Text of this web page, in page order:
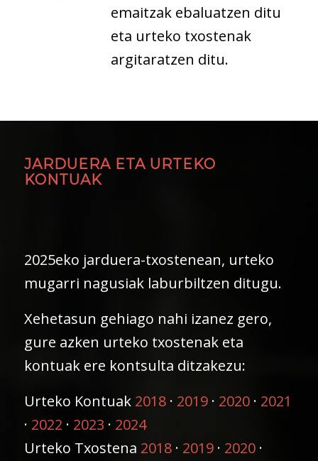
emaitzak ebaluatzen ditu
eta urteko txostenak
argitaratzen ditu.
JARDUERA ETA URTEKO
KONTUAK
2025eko jarduera-txostenean, urteko
mugarri nagusiak laburbiltzen ditugu.
Xehetasun gehiago nahi izanez gero,
gure azken urteko txostenak eta
kontuak ere kontsulta ditzakezu:
Urteko Kontuak 2018· 2019· 2020· 2021
· 2022 · 2023 · 2024
Urteko Txostena 2018· 2019· 2020·